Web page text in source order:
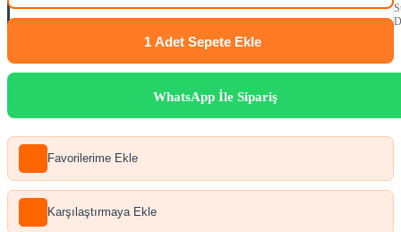
1 Adet Sepete Ekle
WhatsApp İle Sipariş
Favorilerime Ekle
Karşılaştırmaya Ekle